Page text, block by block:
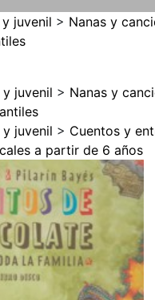
juvenil > Nanas y
juvenil > Nanas y
juvenil > Cuentos y
a partir de 6 años